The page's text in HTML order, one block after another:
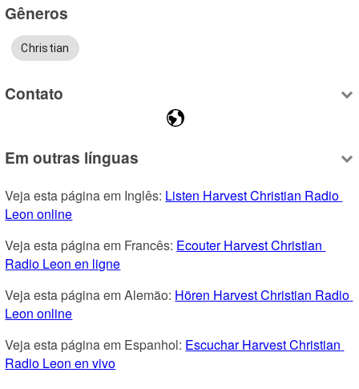
Gêneros
Christian
Contato
Em outras línguas
Veja esta página em Inglês: Listen Harvest Christian Radio
Leon online
Veja esta página em Francês: Ecouter Harvest Christian
Radio Leon en ligne
Veja esta página em Alemão: Hören Harvest Christian Radio
Leon online
Veja esta página em Espanhol: Escuchar Harvest Christian
Radio Leon en vivo